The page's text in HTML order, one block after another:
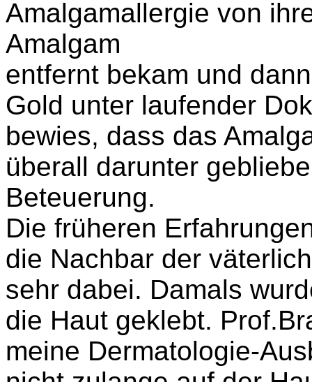
Amalgamallergie von
Amalgam
entfernt bekam und
Gold unter laufender
bewies, dass das
überall darunter
Beteuerung.
Die früheren
die Nachbar der
sehr dabei. Damals
die Haut geklebt.
meine Dermatologie-